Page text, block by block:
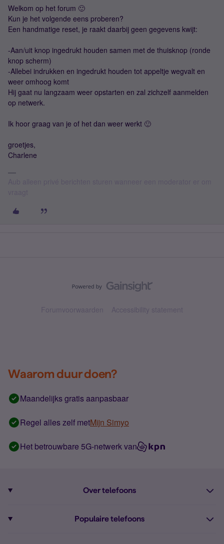
Welkom op het forum 🙂
Kun je het volgende eens proberen?
Een handmatige reset, je raakt daarbij geen gegevens kwijt:
-Aan/uit knop ingedrukt houden samen met de thuisknop (ronde
knop scherm)
-Allebei indrukken en ingedrukt houden tot appeltje wegvalt en
weer omhoog komt
Hij gaat nu langzaam weer opstarten en zal zichzelf aanmelden
op netwerk.
Ik hoor graag van je of het dan weer werkt 🙂
groetjes,
Charlene
Forumvoorwaarden Accessibility statement
Waarom duur doen?
Maandelijks gratis aanpasbaar
Regel alles zelf metMijn Simyo
Het betrouwbare 5G-netwerk van
Over telefoons
Populaire telefoons